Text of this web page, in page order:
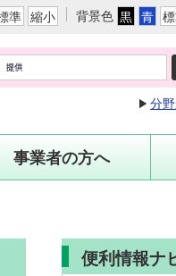
準 縮小 背景色 黒 青
分
事業者の方へ
便利情報ナ